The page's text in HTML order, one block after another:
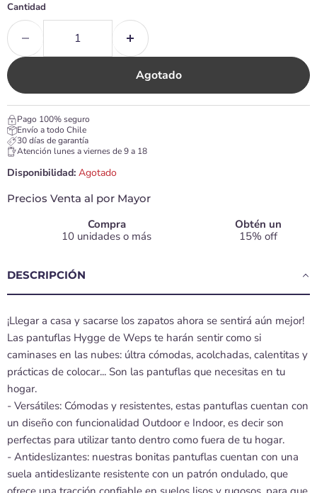
Cantidad
Agotado
Pago 100% seguro
Envío a todo Chile
30 días de garantía
Atención lunes a viernes de 9 a 18
Disponibilidad: Agotado
Precios Venta al por Mayor
Compra
Obtén un
10 unidades o más
15% off
DESCRIPCIÓN
¡Llegar a casa y sacarse los zapatos ahora se sentirá aún mejor!
Las pantuflas Hygge de Weps te harán sentir como si
caminases en las nubes: últra cómodas, acolchadas, calentitas y
prácticas de colocar... Son las pantuflas que necesitas en tu
hogar.
- Versátiles: Cómodas y resistentes, estas pantuflas cuentan con
un diseño con funcionalidad Outdoor e Indoor, es decir son
perfectas para utilizar tanto dentro como fuera de tu hogar.
- Antideslizantes: nuestras bonitas pantuflas cuentan con una
suela antideslizante resistente con un patrón ondulado, que